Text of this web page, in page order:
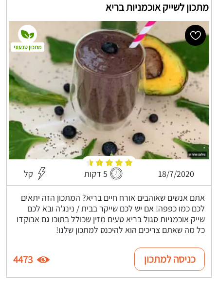
מתכון לשייק אוכמניות בריא
18/7/2020 5 דקות קל
אתם אנשים שאוהבים אורח חיים בריא? המתכון הזה יתאים
לכם כמו כפפה! אם יש לכם שייקר בבית / נינג'ה ובא לכם
שייק אוכמניות סגול בריא טעים מזין שכולל בתוכו גם אבוקדו
כל מה שאתם צריכים הוא להיכנס למתכון שלנו!
מתכון טבעוני
כניסה למתכון 4473